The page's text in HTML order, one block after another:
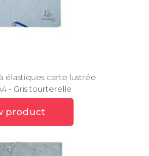
élastiques carte lustrée
- Gris tourterelle
product